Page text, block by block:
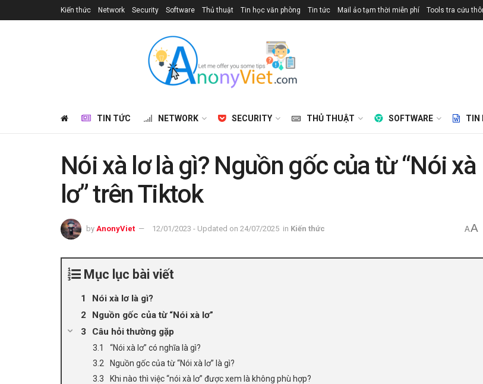
Kiến thức Network Security Software Thủ thuật Tin học văn phòng Tin tức Mail ảo tạm thời miễn phí Tools tra cứu
TIN TỨC NETWORK SECURITY THỦ THUẬT SOFTWARE TIN
Nói xà lơ là gì? Nguồn gốc của từ “Nói xà
lơ” trên Tiktok
by AnonyViet 12/01/2023 - Updated on 24/07/2025 in Kiến thức AA
Mục lục bài viết
Nói xà lơ là gì?
Nguồn gốc của từ “Nói xà lơ”
Câu hỏi thường gặp
“Nói xà lơ” có nghĩa là gì?
Nguồn gốc của từ “Nói xà lơ” là gì?
Khi nào thì việc “nói xà lơ” được xem là không phù hợp?